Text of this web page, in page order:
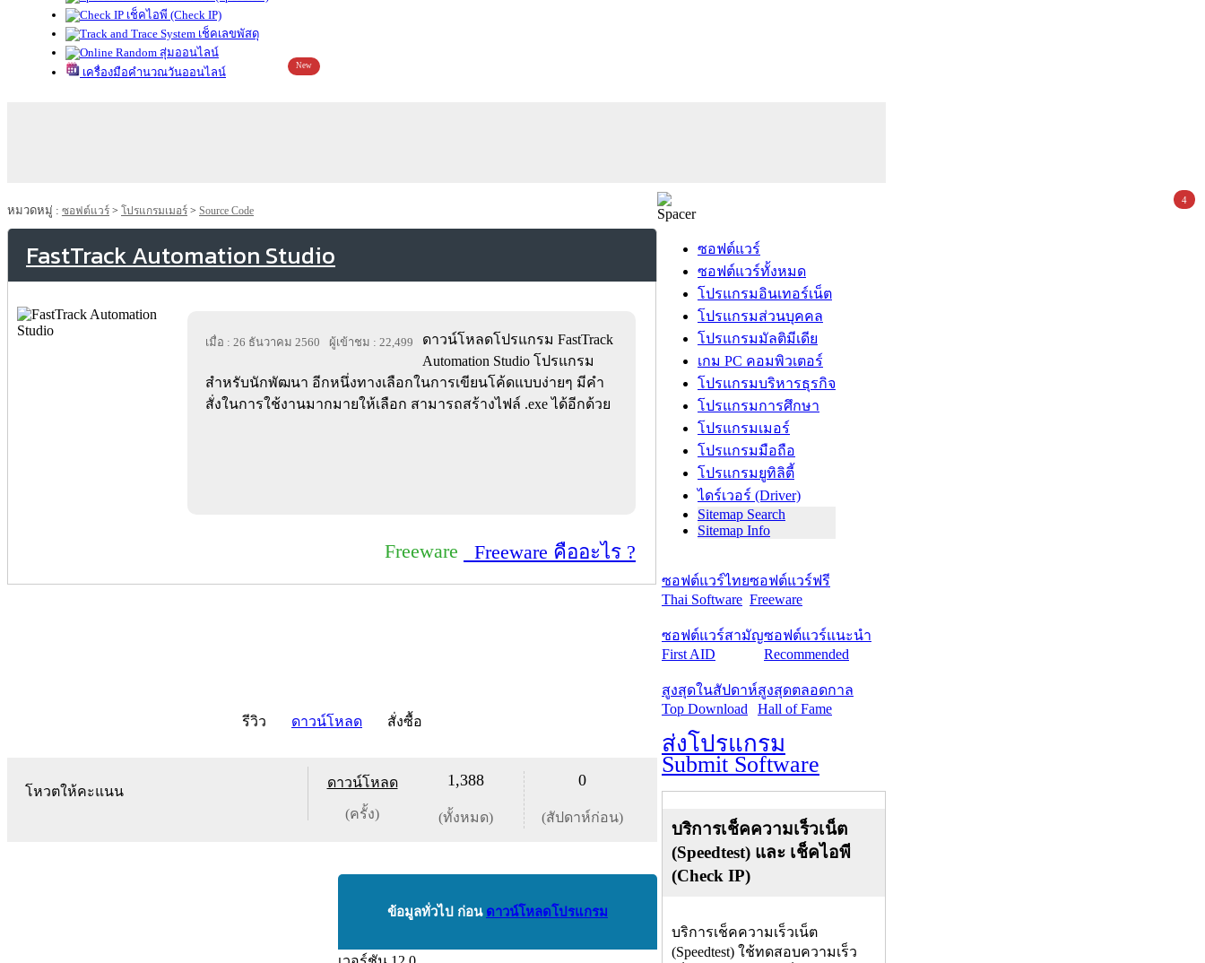
เช็คไอพี (Check IP)
เช็คเลขพัสดุ
สุ่มออนไลน์
เครื่องมือคำนวณวันออนไลน์
New
หมวดหมู่ : ซอฟต์แวร์ > โปรแกรมเมอร์ > Source Code
FastTrack Automation Studio
เมื่อ : 26 ธันวาคม 2560 ผู้เข้าชม : 22,499
ดาวน์โหลดโปรแกรม FastTrack
Automation Studio โปรแกรม
สำหรับนักพัฒนา อีกหนึ่งทางเลือกในการเขียนโค้ดแบบง่ายๆ มีคำ
สั่งในการใช้งานมากมายให้เลือก สามารถสร้างไฟล์ .exe ได้อีกด้วย
Freeware Freeware คืออะไร ?
รีวิว ดาวน์โหลด สั่งซื้อ
โหวตให้คะแนน
ดาวน์โหลด
(ครั้ง)
1,388
(ทั้งหมด)
0
(สัปดาห์ก่อน)
ข้อมูลทั่วไป ก่อน ดาวน์โหลดโปรแกรม
ซอฟต์แวร์
ซอฟต์แวร์ทั้งหมด
โปรแกรมอินเทอร์เน็ต
โปรแกรมส่วนบุคคล
โปรแกรมมัลติมีเดีย
เกม PC คอมพิวเตอร์
โปรแกรมบริหารธุรกิจ
โปรแกรมการศึกษา
โปรแกรมเมอร์
โปรแกรมมือถือ
โปรแกรมยูทิลิตี้
ไดร์เวอร์ (Driver)
Sitemap Search
Sitemap Info
ซอฟต์แวร์ไทย
Thai Software
ซอฟต์แวร์ฟรี
Freeware
ซอฟต์แวร์สามัญ
First AID
ซอฟต์แวร์แนะนำ
Recommended
สูงสุดในสัปดาห์
Top Download
สูงสุดตลอดกาล
Hall of Fame
ส่งโปรแกรม
Submit Software
บริการเช็คความเร็วเน็ต
(Speedtest) และ เช็คไอพี
(Check IP)
บริการเช็คความเร็วเน็ต
(Speedtest) ใช้ทดสอบความเร็ว
4